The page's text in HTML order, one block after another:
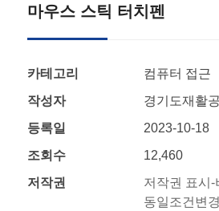
마우스 스틱 터치펜
카테고리
컴퓨터 접근
작성자
경기도재활
등록일
2023-10-18
조회수
12,460
저작권
저작권 표시-
동일조건변